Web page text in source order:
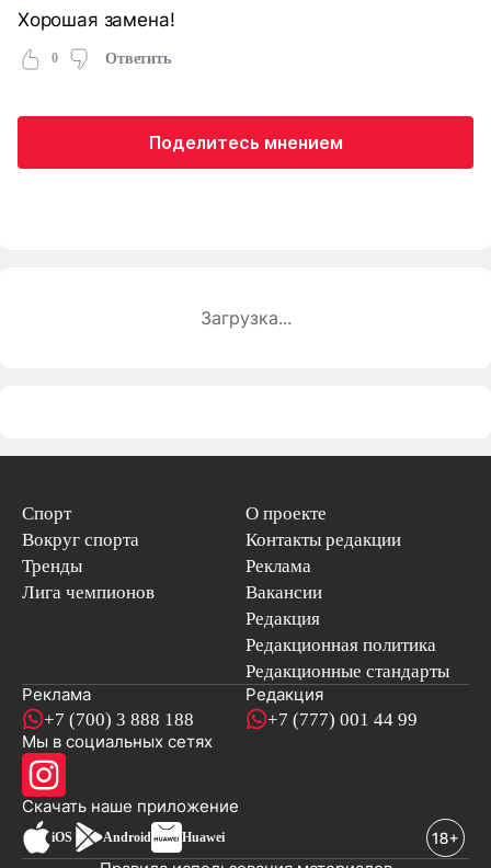
Хорошая замена!
0 Ответить
Поделитесь мнением
Загрузка...
Спорт
Вокруг спорта
Тренды
Лига чемпионов
О проекте
Контакты редакции
Реклама
Вакансии
Редакция
Редакционная политика
Редакционные стандарты
Реклама
+7 (700) 3 888 188
Редакция
+7 (777) 001 44 99
Мы в социальных сетях
Скачать наше приложениеновостей
iOS Android Huawei